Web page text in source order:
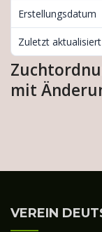
Erstellungsdatum
Zuletzt aktualisiert
mit
VEREIN